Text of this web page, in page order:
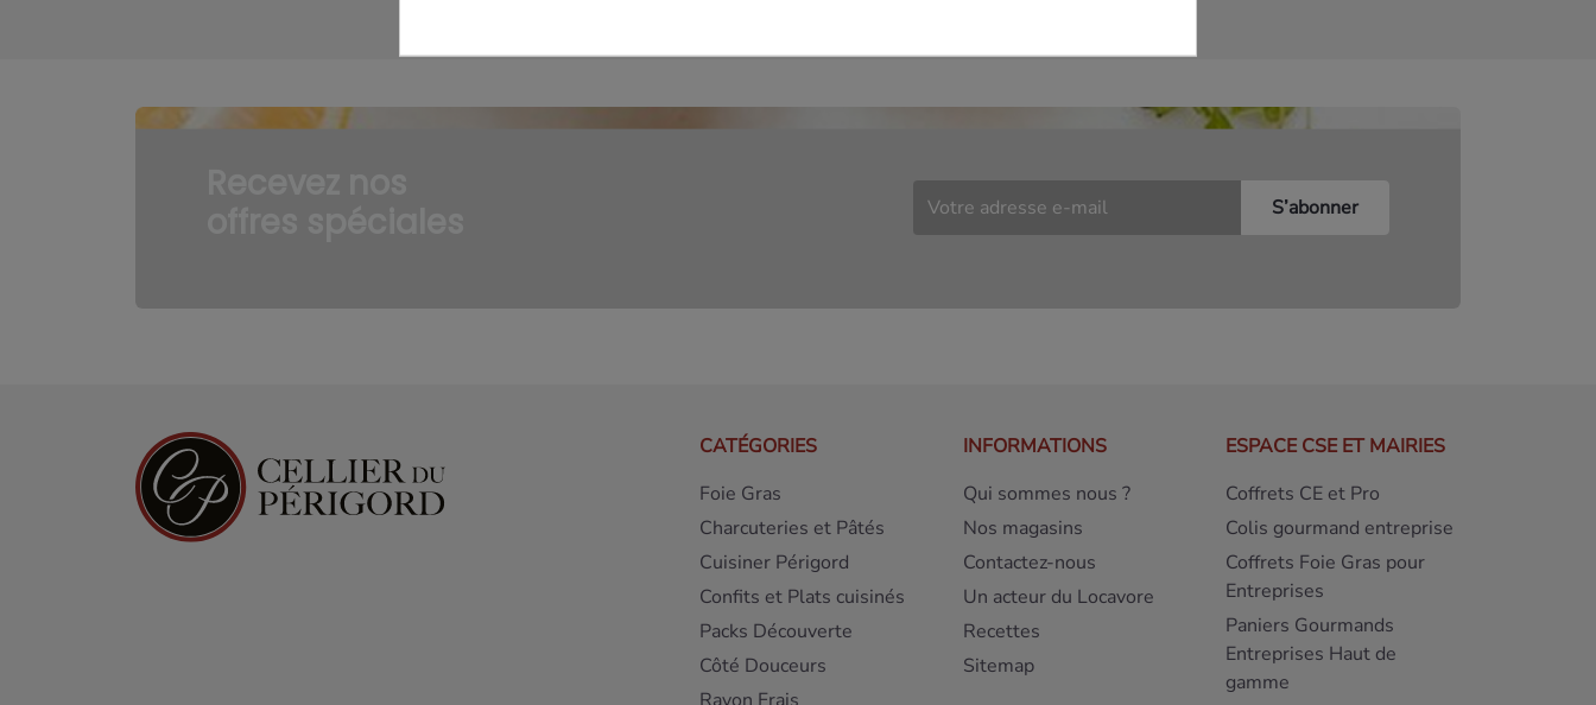
CATÉGORIES
Foie Gras
Charcuteries et Pâtés
Cuisiner Périgord
Confits et Plats cuisinés
Packs Découverte
Côté Douceurs
INFORMATIONS
Qui sommes nous ?
Nos magasins
Contactez-nous
Un acteur du Locavore
Recettes
Sitemap
ESPACE CSE ET MAIRIES
Coffrets CE et Pro
Colis gourmand entreprise
Coffrets Foie Gras pour
Entreprises
Paniers Gourmands
Entreprises Haut de
gamme